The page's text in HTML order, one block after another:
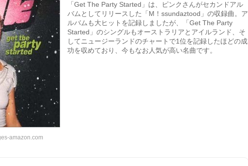
「Get The Party Started」は、ピンクさんがセカンドアル
バムとしてリリースした「M！ssundaztood」の収録曲。ア
ルバムも大ヒットを記録しましたが、「Get The Party
Started」のシングルもオーストラリアとアイルランド、そ
してニュージーランドのチャートで1位を記録したほどの成
功を収めており、今もなお人気が高い名曲です。
amazon.com